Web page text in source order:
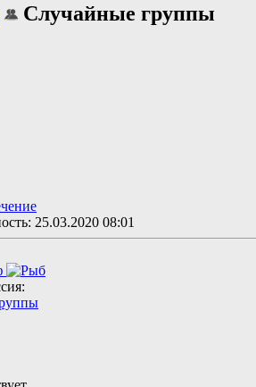
Случайные группы
25.03.2020 08:01